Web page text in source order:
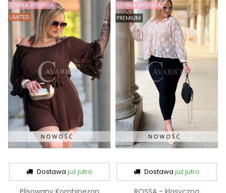
Dostawajuż jutro Dostawa już jutro